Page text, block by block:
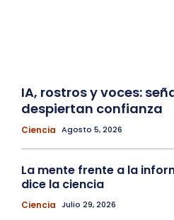
IA, rostros y voces:
despiertan confianza
Ciencia Agosto 5, 2026
La mente frente a la
dice la ciencia
Ciencia Julio 29, 2026